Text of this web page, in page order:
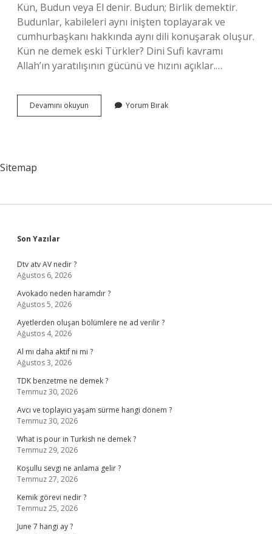
Kün, Budun veya El denir. Budun; Birlik demektir.
Budunlar, kabileleri aynı inişten toplayarak ve
cumhurbaşkanı hakkında aynı dili konuşarak oluşur.
Kün ne demek eski Türkler? Dini Sufi kavramı
Allah’ın yaratılışının gücünü ve hızını açıklar.…
Devamını okuyun
Ne
Yorum Bırak
Sitemap
Sidebar
Son Yazılar
Dtv atv AV nedir ?
Ağustos 6, 2026
Avokado neden haramdır ?
Ağustos 5, 2026
Ayetlerden oluşan bölümlere ne ad verilir ?
Ağustos 4, 2026
Al mı daha aktif ni mi ?
Ağustos 3, 2026
TDK benzetme ne demek ?
Temmuz 30, 2026
Avcı ve toplayıcı yaşam sürme hangi dönem ?
Temmuz 30, 2026
What is pour in Turkish ne demek ?
Temmuz 29, 2026
Koşullu sevgi ne anlama gelir ?
Temmuz 27, 2026
Kemik görevi nedir ?
Temmuz 25, 2026
June 7 hangi ay ?